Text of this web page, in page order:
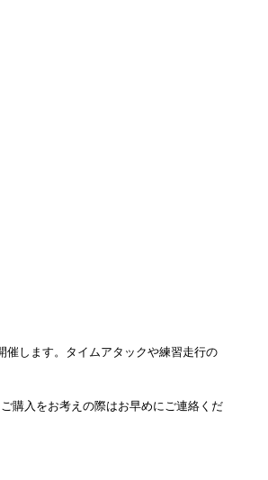
します。タイムアタックや練習走行の
購入をお考えの際はお早めにご連絡くだ